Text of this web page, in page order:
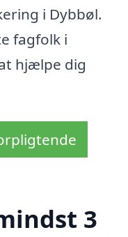
i Dybbøl.
fagfolk i
hjælpe dig
3